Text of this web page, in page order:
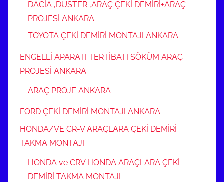
DACİA ,DUSTER ,ARAÇ ÇEKİ DEMİRİ+ARAÇ
PROJESİ ANKARA
TOYOTA ÇEKİ DEMİRİ MONTAJI ANKARA
ENGELLİ APARATI TERTİBATI SÖKÜM ARAÇ
PROJESİ ANKARA
ARAÇ PROJE ANKARA
FORD ÇEKİ DEMİRİ MONTAJI ANKARA
HONDA/VE CR-V ARAÇLARA ÇEKİ DEMİRİ
TAKMA MONTAJI
HONDA ve CRV HONDA ARAÇLARA ÇEKİ
DEMİRİ TAKMA MONTAJI